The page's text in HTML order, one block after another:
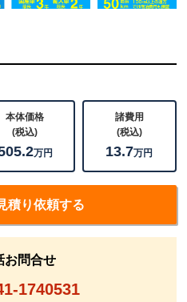
本体価格
(税込)
万円
諸費用
(税込)
13.7万円
積り依頼する
お問合せ
1740531